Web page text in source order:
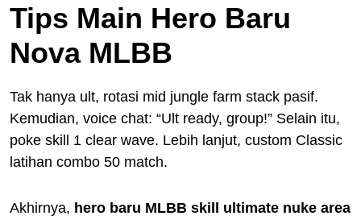
Tips Main Hero Baru
Nova MLBB
Tak hanya ult, rotasi mid jungle farm stack pasif.
Kemudian, voice chat: “Ult ready, group!” Selain itu,
poke skill 1 clear wave. Lebih lanjut, custom Classic
latihan combo 50 match.
Akhirnya, hero baru MLBB skill ultimate nuke area